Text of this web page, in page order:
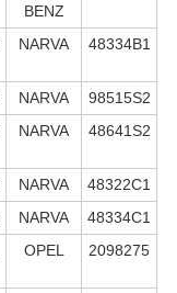
BENZ
NARVA 48334B1
NARVA
98515S2
NARVA 48641S2
NARVA
48322С1
NARVA
48334C1
OPEL 2098275